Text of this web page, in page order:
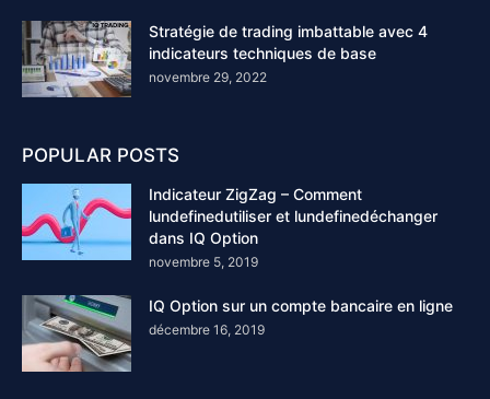
Stratégie de trading imbattable avec 4
indicateurs techniques de base
novembre 29, 2022
POPULAR POSTS
Indicateur ZigZag – Comment
lundefinedutiliser et lundefinedéchanger
dans IQ Option
novembre 5, 2019
IQ Option sur un compte bancaire en ligne
décembre 16, 2019